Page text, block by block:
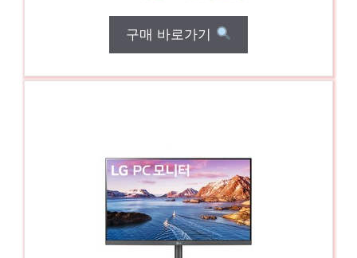
구매 바로가기